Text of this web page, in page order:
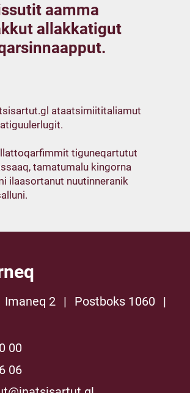
aamma
allakkatigut
ataatsimiititaliamut
tiguneqartutut
tamatumalu kingorna
ilaasortanut nuutinneranik
Imaneq 2 | Postboks 1060
|
00
06